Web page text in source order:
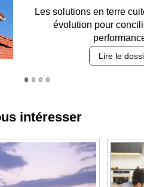
Entre circulation,
des revêtements
Lire le